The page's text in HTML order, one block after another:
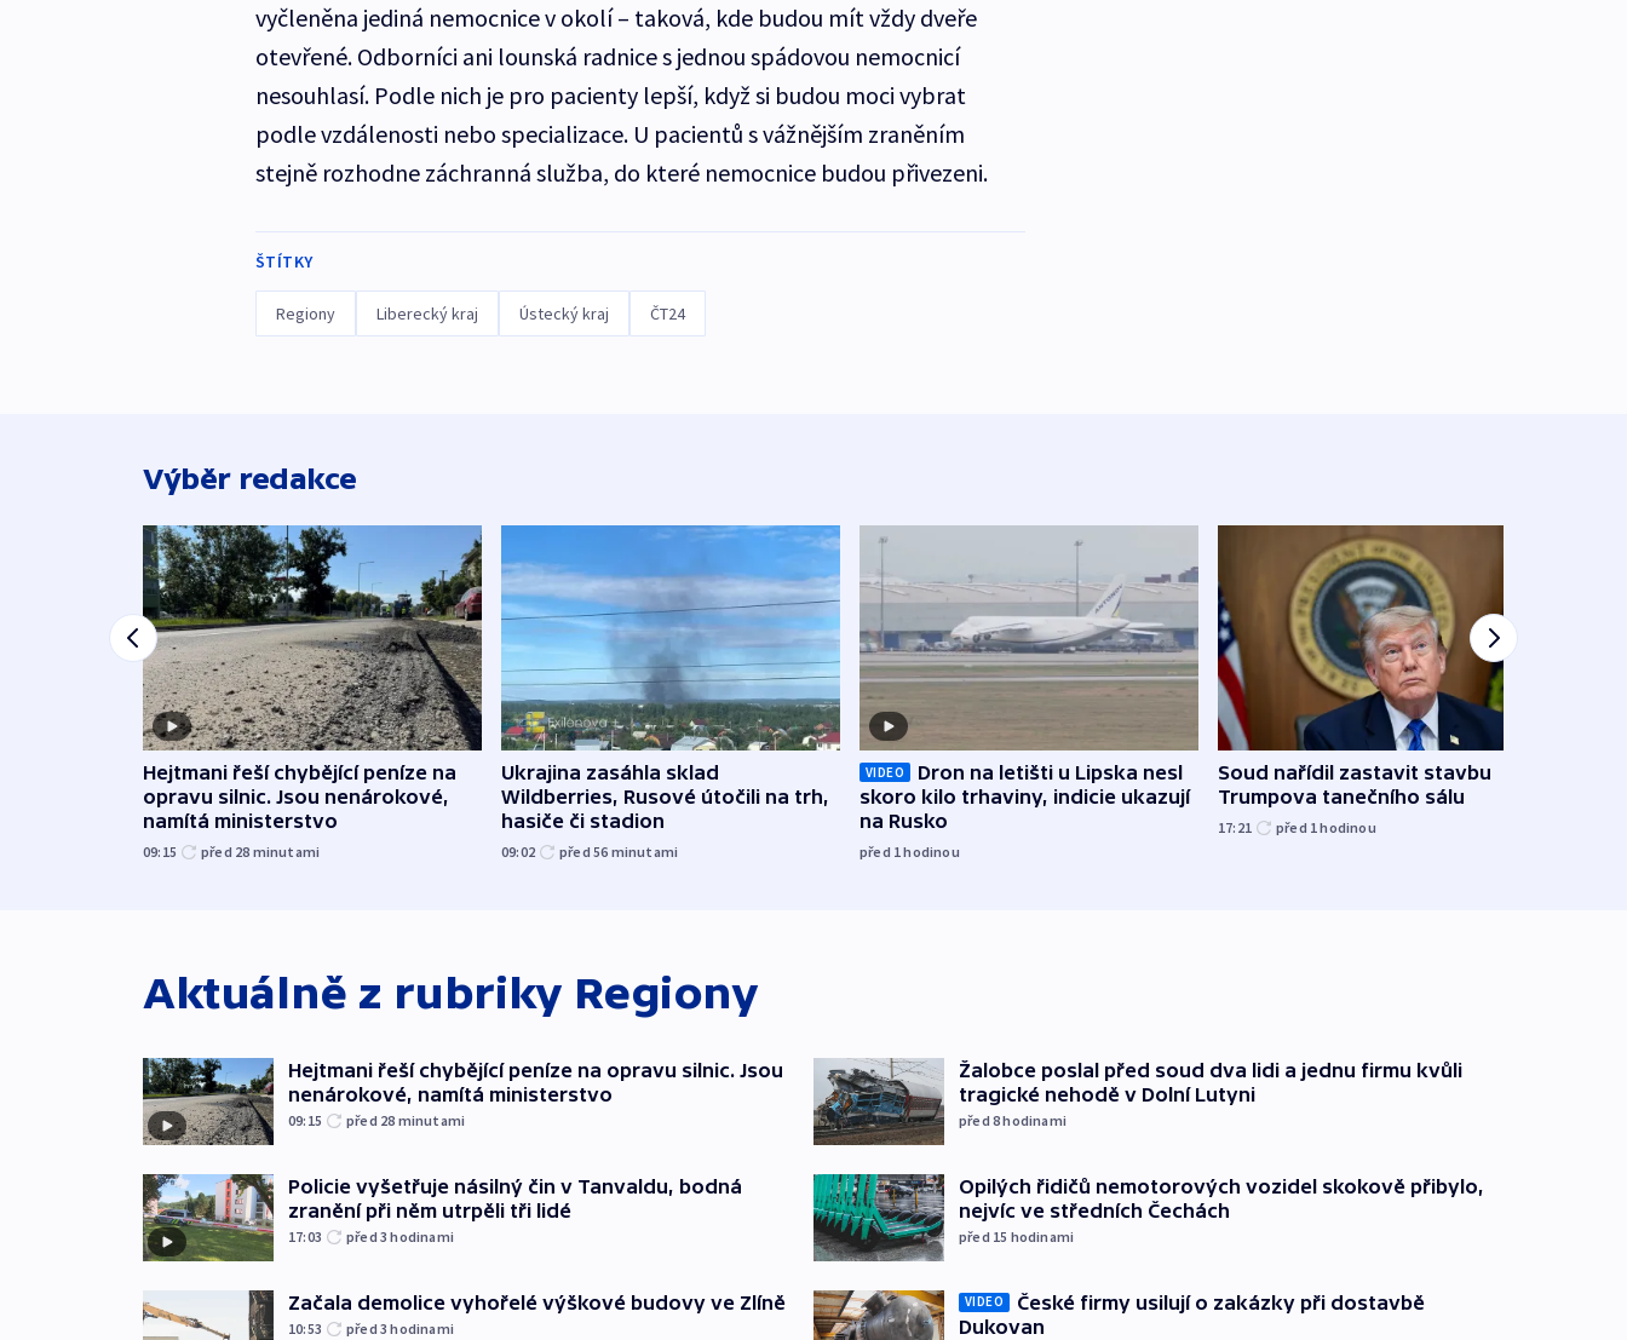
vyčleněna jediná nemocnice v okolí – taková, kde budou mít vždy dveře
otevřené. Odborníci ani lounská radnice s jednou spádovou nemocnicí
nesouhlasí. Podle nich je pro pacienty lepší, když si budou moci vybrat
podle vzdálenosti nebo specializace. U pacientů s vážnějším zraněním
stejně rozhodne záchranná služba, do které nemocnice budou přivezeni.
ŠTÍTKY
Regiony Liberecký kraj Ústecký kraj ČT24
Výběr redakce
Hejtmani řeší chybějící peníze na
opravu silnic. Jsou nenárokové,
namítá ministerstvo
09:15 před 28 minutami
Ukrajina zasáhla sklad
Wildberries, Rusové útočili na trh,
hasiče či stadion
09:02 před 56 minutami
VIDEO
Dron na letišti u Lipska nesl
skoro kilo trhaviny, indicie ukazují
na Rusko
před 1hodinou
Soud nařídil zastavit stavbu
Trumpova tanečního sálu
17:21 před 1hodinou
Aktuálně z rubriky Regiony
Hejtmani řeší chybějící peníze na opravu silnic. Jsou
nenárokové, namítá ministerstvo
09:15 před 28 minutami
Policie vyšetřuje násilný čin v Tanvaldu, bodná
zranění při něm utrpěli tři lidé
17:03 před 3hodinami
Začala demolice vyhořelé výškové budovy ve Zlíně
10:53 před 3hodinami
Žalobce poslal před soud dva lidi a jednu firmu kvůli
tragické nehodě v Dolní Lutyni
před 8hodinami
Opilých řidičů nemotorových vozidel skokově přibylo,
nejvíc ve středních Čechách
před 15 hodinami
VIDEO
České firmy usilují o zakázky při dostavbě
Dukovan